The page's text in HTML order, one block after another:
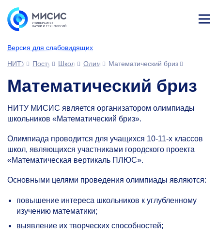
Версия для слабовидящих
ине
НИТУ МИСИСПоступающимШкольникамОлимпиады и конкурсы
Математический бриз
Математический бриз
НИТУ МИСИС является организатором олимпиады
школьников «Математический бриз».
Олимпиада проводится для учащихся 10-11-х классов
школ, являющихся участниками городского проекта
«Математическая вертикаль ПЛЮС».
Основными целями проведения олимпиады являются:
повышение интереса школьников к углубленному
изучению математики;
выявление их творческих способностей;